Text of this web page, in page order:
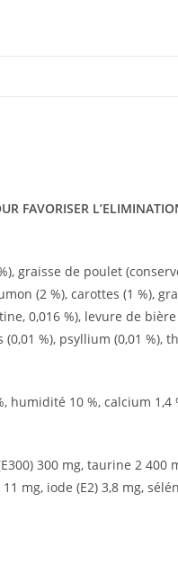
FAVORISER
graisse de poulet
(2 %), carottes (1 %),
0,016 %), levure de
%), psyllium (0,01 %),
10 %, calcium 1,4
300 mg, taurine 2
mg, iode (E2) 3,8 mg,